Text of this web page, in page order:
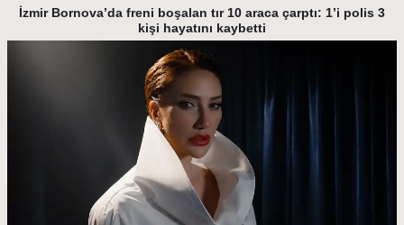
İzmir Bornova’da freni boşalan tır 10 araca çarptı: 1’i polis 3
kişi hayatını kaybetti